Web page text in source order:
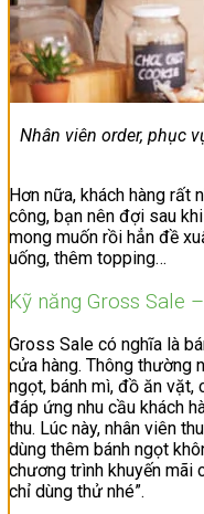
Nhân viên order, phục
Hơn nữa, khách hàng rất
công, bạn nên đợi sau
mong muốn rồi hẳn đề
uống, thêm topping…
Kỹ năng Gross Sale
Gross Sale có nghĩa là
cửa hàng. Thông thường
ngọt, bánh mì, đồ ăn vặt,
đáp ứng nhu cầu khách
thu. Lúc này, nhân viên
dùng thêm bánh ngọt
chương trình khuyến mãi
chỉ dùng thử nhé”.